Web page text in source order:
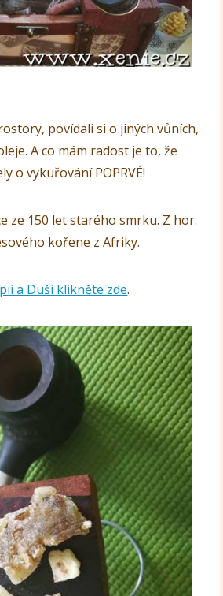
povídali si o jiných vůních,
A co mám radost je to, že
o vykuřování POPRVÉ!
ze 150 let starého smrku. Z hor.
kořene z Afriky.
a Duši klikněte zde.